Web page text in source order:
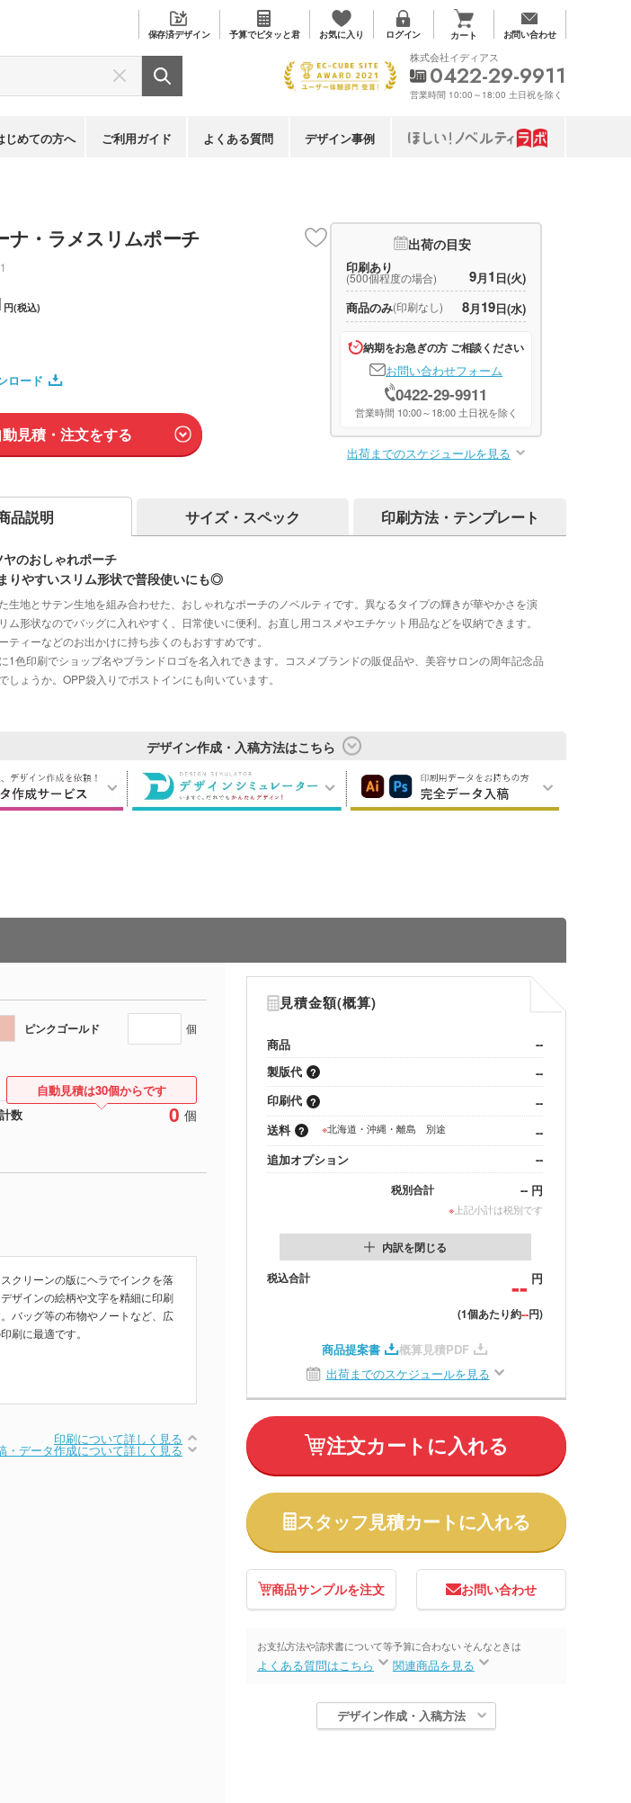
保存済デザイン 予算でピタッと君 お気に入り ログイン カート お問い合わせ
じめての方へ ご利用ガイド よくある質問 デザイン事例
株式会社イディアス
0422-29-9911
営業時間 10:00～18:00 土日祝を除く
ナ・ラメスリムポーチ
円(税込)
ロード
見積・注文をする
出荷の目安
印刷あり
(500個程度の場合) 9月1 日(火)
商品のみ(印刷なし) 8月19日(水)
納期をお急ぎの方 ご相談ください
お問い合わせフォーム
0422-29-9911
営業時間 10:00～18:00 土日祝を除く
出荷までのスケジュールを見る
品説明 サイズ・スペック 印刷方法・テンプレート
ヤのおしゃれポーチ
りやすいスリム形状で普段使いにも◎
生地とサテン生地を組み合わせた、おしゃれなポーチのノベルティです。異なるタイプの輝きが華やかさを演
ム形状なのでバッグに入れやすく、日常使いに便利。お直し用コスメやエチケット用品などを収納できます。
ティーなどのお出かけに持ち歩くのもおすすめです。
1色印刷でショップ名やブランドロゴを名入れできます。コスメブランドの販促品や、美容サロンの周年記念品
しょうか。OPP袋入りでポストインにも向いています。
デザイン作成・入稿方法はこちら
ピンクゴールド 個
数 0 個
自動見積は30個からです
クリーンの版にヘラでインクを落
ザインの絵柄や文字を精細に印刷
バッグ等の布物やノートなど、広
刷に最適です。
印刷について詳しく見る
・データ作成について詳しく見る
見積金額(概算)
商品
--
製版代
--
印刷代
--
送料
※北海道・沖縄・離島 別途
--
追加オプション
--
税別合計 -- 円
※ 上記小計は税別です
内訳を閉じる
税込合計
-- 円
(1個あたり約--円)
商品提案書
概算見積PDF
出荷までのスケジュールを見る
注文カートに入れる
スタッフ見積カートに入れる
商品サンプルを注文 お問い合わせ
お支払方法や請求書について等
よくある質問はこちら
予算に合わない そんなときは
関連商品を見る
デザイン作成・入稿方法